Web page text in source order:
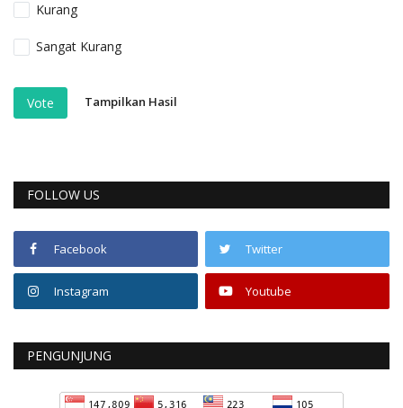
Kurang
Sangat Kurang
Vote Tampilkan Hasil
FOLLOW US
Facebook Twitter
Instagram Youtube
PENGUNJUNG